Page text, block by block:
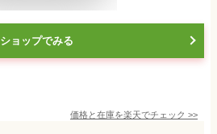
ショップでみる
価格と在庫を楽天でチェック >>